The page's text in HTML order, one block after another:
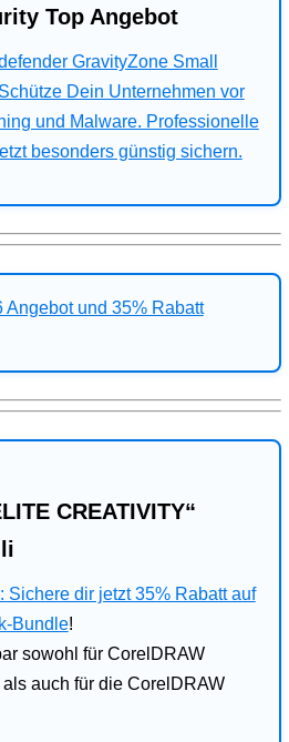
Top Angebot
GravityZone Small
Dein Unternehmen vor
und Malware. Professionelle
besonders günstig sichern.
CREATIVITY“
Sichere dir jetzt 35% Rabatt auf
Bundle!
sowohl für CorelDRAW
auch für die CorelDRAW